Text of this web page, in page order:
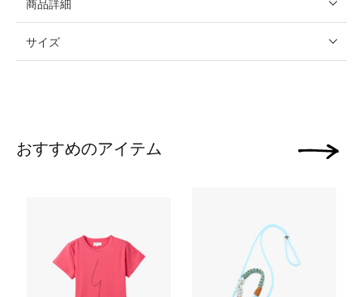
商品詳細
サイズ
おすすめのアイテム 次の画像